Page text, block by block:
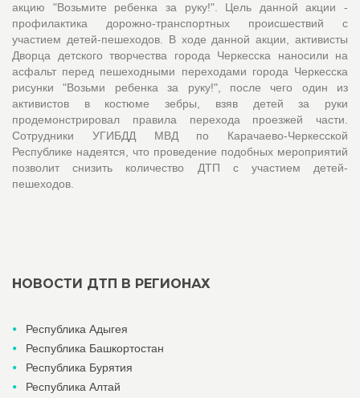
акцию "Возьмите ребенка за руку!". Цель данной акции -
профилактика дорожно-транспортных происшествий с
участием детей-пешеходов. В ходе данной акции, активисты
Дворца детского творчества города Черкесска наносили на
асфальт перед пешеходными переходами города Черкесска
рисунки "Возьми ребенка за руку!", после чего один из
активистов в костюме зебры, взяв детей за руки
продемонстрировал правила перехода проезжей части.
Сотрудники УГИБДД МВД по Карачаево-Черкесской
Республике надеятся, что проведение подобных мероприятий
позволит снизить количество ДТП с участием детей-
пешеходов.
НОВОСТИ ДТП В РЕГИОНАХ
Республика Адыгея
Республика Башкортостан
Республика Бурятия
Республика Алтай